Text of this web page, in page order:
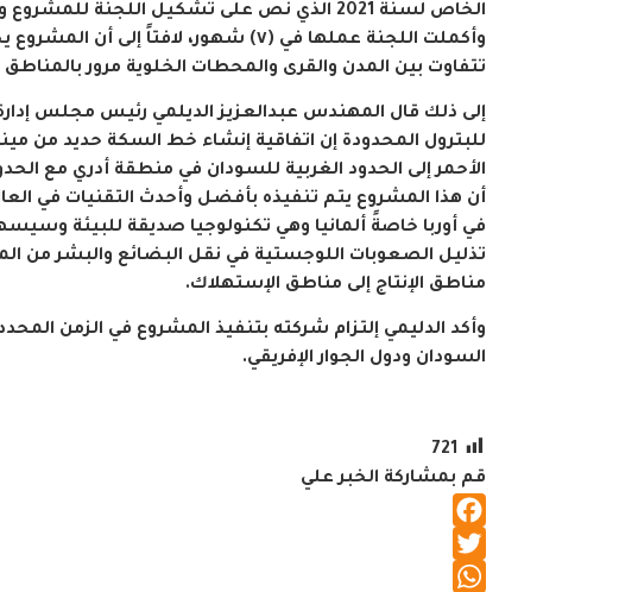
الخاص لسنة 2021 الذي نص على تشكيل اللجنة
تتفاوت بين المدن والقرى والمحطات الخلوية مرور بالمناطق
إلى ذلك قال المهندس عبدالعزيز الديلمي رئيس مجلس
للبترول المحدودة إن اتفاقية إنشاء خط السكة حديد من
الأحمر إلى الحدود الغربية للسودان في منطقة أدري مع
أن هذا المشروع يتم تنفيذه بأفضل وأحدث التقنيات في
في أوربا خاصةً ألمانيا وهي تكنولوجيا صديقة للبيئة
تذليل الصعوبات اللوجستية في نقل البضائع والبشر من
مناطق الإنتاج إلى مناطق الإستهلاك.
وأكد الدليمي إلتزام شركته بتنفيذ المشروع في الزمن
السودان ودول الجوار الإفريقي.
721
قم بمشاركة الخبر علي
Facebook
Twitter